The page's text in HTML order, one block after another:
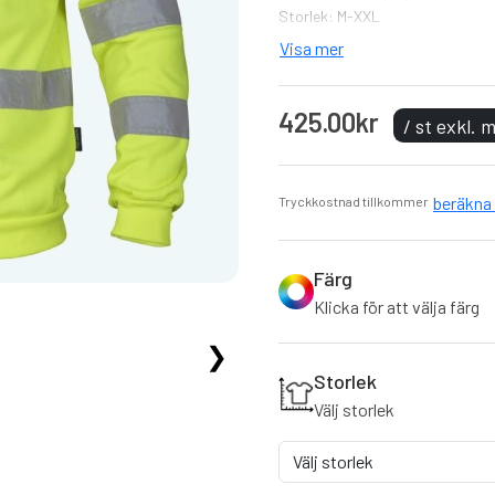
❯
Storlek: M-XXL
Svenskt märke.
Muddar som gör att den
Uppfyller säkerhetskrav EN
Tröjan finns i 2 olika färger.
Visa mer
425.00kr / st exkl.
Tryckkostnad tillkommer
Färg
Klicka för att välja färg
Storlek
Välj storlek